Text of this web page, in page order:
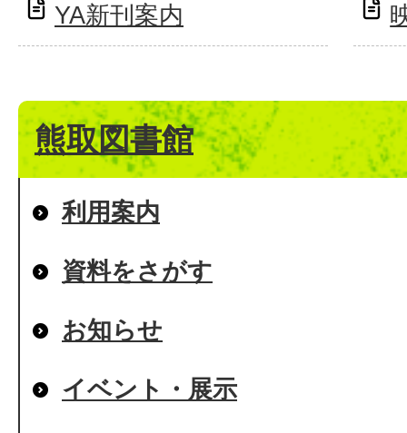
YA新刊案内
熊取図書館
利用案内
資料をさがす
お知らせ
イベント・展示